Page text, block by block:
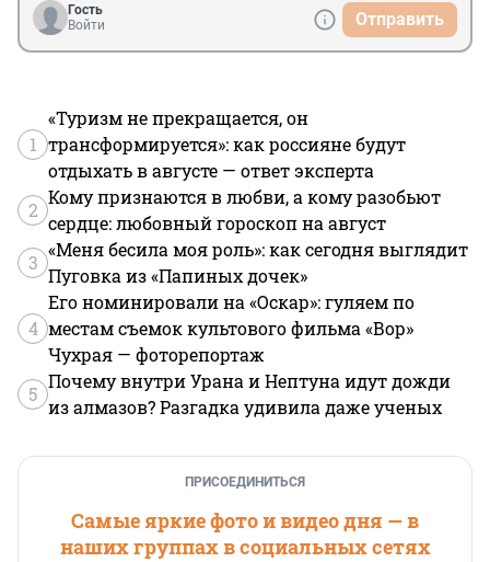
Гость
Войти
Отправить
1
«Туризм не прекращается, он
трансформируется»: как россияне будут
отдыхать в августе — ответ эксперта
2
Кому признаются в любви, а кому разобьют
сердце: любовный гороскоп на август
3
«Меня бесила моя роль»: как сегодня выглядит
Пуговка из «Папиных дочек»
4
Его номинировали на «Оскар»: гуляем по
местам съемок культового фильма «Вор»
Чухрая — фоторепортаж
5
Почему внутри Урана и Нептуна идут дожди
из алмазов? Разгадка удивила даже ученых
ПРИСОЕДИНИТЬСЯ
Самые яркие фото и видео дня — в
наших группах в социальных сетях